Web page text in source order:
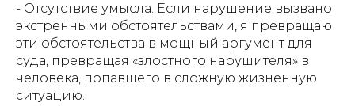
- Отсутствие умысла. Если нарушение вызвано
экстренными обстоятельствами, я превращаю
эти обстоятельства в мощный аргумент для
суда, превращая «злостного нарушителя» в
человека, попавшего в сложную жизненную
ситуацию.